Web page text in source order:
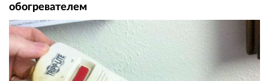
обогревателем